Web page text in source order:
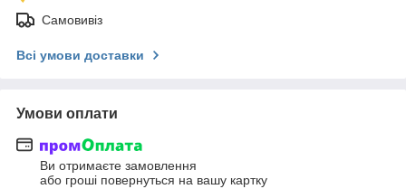
Самовивіз
Всі умови доставки
Умови оплати
Ви отримаєте замовлення
або гроші повернуться на вашу картку